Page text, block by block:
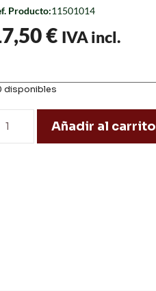
Producto:11501014
€ IVA incl.
disponibles
Añadir al carrito